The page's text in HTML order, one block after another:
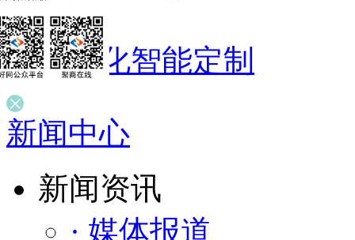
/
数字化智能定制
新闻中心
新闻资讯
· 媒体报道